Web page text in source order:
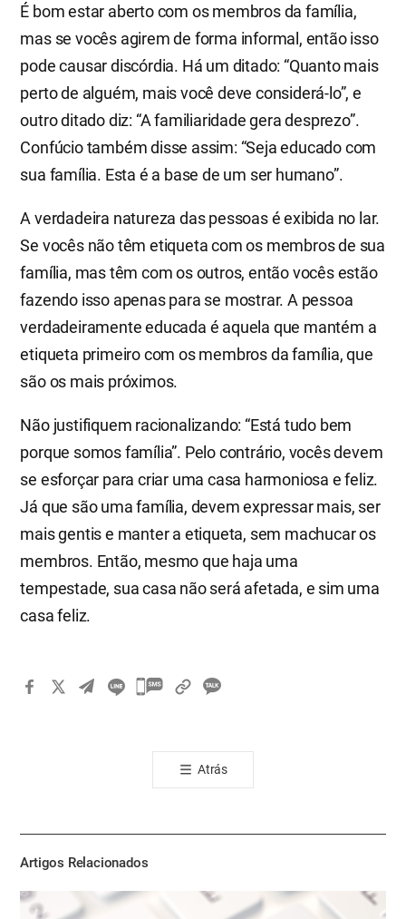
É bom estar aberto com os membros da família,
mas se vocês agirem de forma informal, então isso
pode causar discórdia. Há um ditado: “Quanto mais
perto de alguém, mais você deve considerá-lo”, e
outro ditado diz: “A familiaridade gera desprezo”.
Confúcio também disse assim: “Seja educado com
sua família. Esta é a base de um ser humano”.
A verdadeira natureza das pessoas é exibida no lar.
Se vocês não têm etiqueta com os membros de sua
família, mas têm com os outros, então vocês estão
fazendo isso apenas para se mostrar. A pessoa
verdadeiramente educada é aquela que mantém a
etiqueta primeiro com os membros da família, que
são os mais próximos.
Não justifiquem racionalizando: “Está tudo bem
porque somos família”. Pelo contrário, vocês devem
se esforçar para criar uma casa harmoniosa e feliz.
Já que são uma família, devem expressar mais, ser
mais gentis e manter a etiqueta, sem machucar os
membros. Então, mesmo que haja uma
tempestade, sua casa não será afetada, e sim uma
casa feliz.
카
톡
공
기
Atrás
Artigos Relacionados